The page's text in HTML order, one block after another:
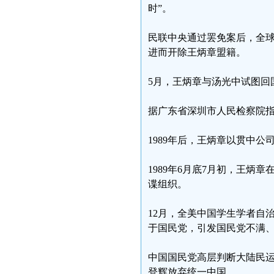
时”。
民联中央通过罢免案后，全
进而开除王炳章盟籍。
5月，王炳章与汤光中试图
据广东省深圳市人民检察院
1989年后，王炳章以贯中公
1989年6月底7月初，王炳章
谍组织。
12月，全美中国学生学者自
于国民党，引发国民党不满
中国国民党高层判断大陆民
登辉放弃统一中国。